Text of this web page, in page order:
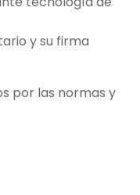
y su firma
por las normas y